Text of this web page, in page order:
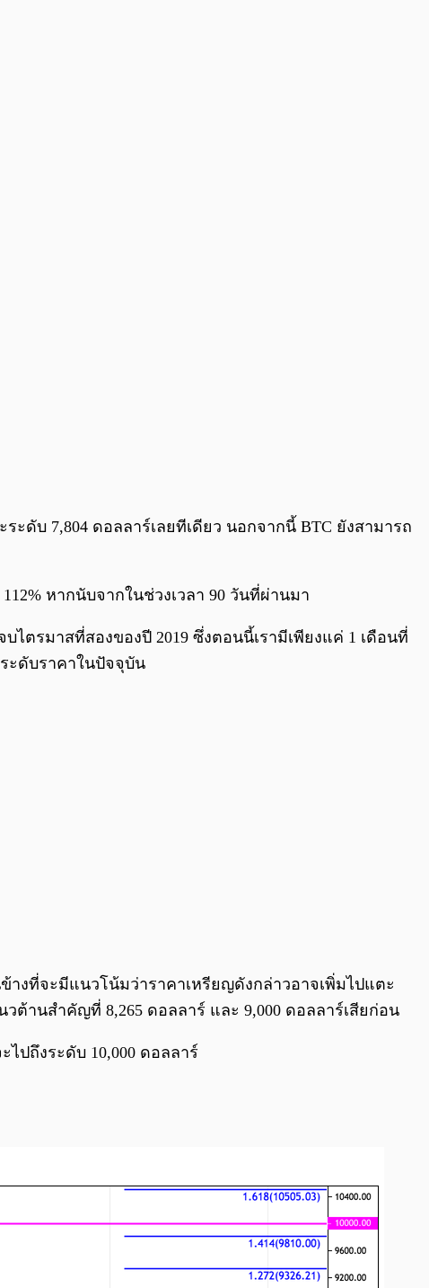
0:00 / 0:00
ดับ 7,804 ดอลลาร์เลยทีเดียว นอกจากนี้ BTC ยังสามารถ
หากนับจากในช่วงเวลา 90 วันที่ผ่านมา
ไตรมาสที่สองของปี 2019 ซึ่งตอนนี้เรามีเพียงแค่ 1 เดือนที่
ะดับราคาในปัจจุบัน
งที่จะมีแนวโน้มว่าราคาเหรียญดังกล่าวอาจเพิ่มไปแตะ
ต้านสำคัญที่ 8,265 ดอลลาร์ และ 9,000 ดอลลาร์เสียก่อน
ไปถึงระดับ 10,000 ดอลลาร์